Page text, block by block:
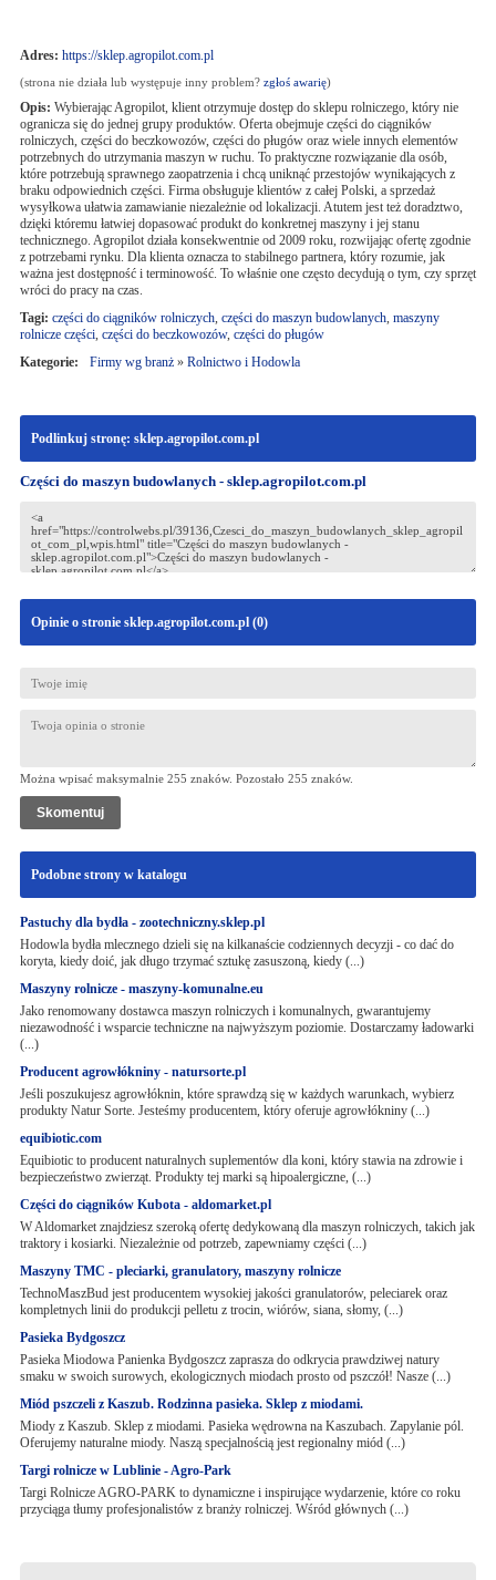
Adres: https://sklep.agropilot.com.pl
(strona nie działa lub występuje inny problem? zgłoś awarię)
Opis: Wybierając Agropilot, klient otrzymuje dostęp do sklepu rolniczego, który nie
ogranicza się do jednej grupy produktów. Oferta obejmuje części do ciągników
rolniczych, części do beczkowozów, części do pługów oraz wiele innych elementów
potrzebnych do utrzymania maszyn w ruchu. To praktyczne rozwiązanie dla osób,
które potrzebują sprawnego zaopatrzenia i chcą uniknąć przestojów wynikających z
braku odpowiednich części. Firma obsługuje klientów z całej Polski, a sprzedaż
wysyłkowa ułatwia zamawianie niezależnie od lokalizacji. Atutem jest też doradztwo,
dzięki któremu łatwiej dopasować produkt do konkretnej maszyny i jej stanu
technicznego. Agropilot działa konsekwentnie od 2009 roku, rozwijając ofertę zgodnie
z potrzebami rynku. Dla klienta oznacza to stabilnego partnera, który rozumie, jak
ważna jest dostępność i terminowość. To właśnie one często decydują o tym, czy sprzęt
wróci do pracy na czas.
Tagi: części do ciągników rolniczych, części do maszyn budowlanych, maszyny
rolnicze części, części do beczkowozów, części do pługów
Kategorie:
Firmy wg branż» Rolnictwo i Hodowla
Podlinkuj stronę: sklep.agropilot.com.pl
Części do maszyn budowlanych - sklep.agropilot.com.pl
Opinie o stronie sklep.agropilot.com.pl (0)
Można wpisać maksymalnie 255 znaków. Pozostało 255 znaków.
Podobne strony w katalogu
Pastuchy dla bydła - zootechniczny.sklep.pl
Hodowla bydła mlecznego dzieli się na kilkanaście codziennych decyzji - co dać do
koryta, kiedy doić, jak długo trzymać sztukę zasuszoną, kiedy (...)
Maszyny rolnicze - maszyny-komunalne.eu
Jako renomowany dostawca maszyn rolniczych i komunalnych, gwarantujemy
niezawodność i wsparcie techniczne na najwyższym poziomie. Dostarczamy ładowarki
(...)
Producent agrowłókniny - natursorte.pl
Jeśli poszukujesz agrowłóknin, które sprawdzą się w każdych warunkach, wybierz
produkty Natur Sorte. Jesteśmy producentem, który oferuje agrowłókniny (...)
equibiotic.com
Equibiotic to producent naturalnych suplementów dla koni, który stawia na zdrowie i
bezpieczeństwo zwierząt. Produkty tej marki są hipoalergiczne, (...)
Części do ciągników Kubota - aldomarket.pl
W Aldomarket znajdziesz szeroką ofertę dedykowaną dla maszyn rolniczych, takich jak
traktory i kosiarki. Niezależnie od potrzeb, zapewniamy części (...)
Maszyny TMC - pleciarki, granulatory, maszyny rolnicze
TechnoMaszBud jest producentem wysokiej jakości granulatorów, peleciarek oraz
kompletnych linii do produkcji pelletu z trocin, wiórów, siana, słomy, (...)
Pasieka Bydgoszcz
Pasieka Miodowa Panienka Bydgoszcz zaprasza do odkrycia prawdziwej natury
smaku w swoich surowych, ekologicznych miodach prosto od pszczół! Nasze (...)
Miód pszczeli z Kaszub. Rodzinna pasieka. Sklep z miodami.
Miody z Kaszub. Sklep z miodami. Pasieka wędrowna na Kaszubach. Zapylanie pól.
Oferujemy naturalne miody. Naszą specjalnością jest regionalny miód (...)
Targi rolnicze w Lublinie - Agro-Park
Targi Rolnicze AGRO-PARK to dynamiczne i inspirujące wydarzenie, które co roku
przyciąga tłumy profesjonalistów z branży rolniczej. Wśród głównych (...)